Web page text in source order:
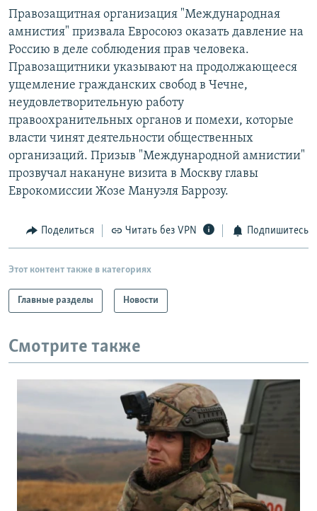
поиску
СЕВЕР.РЕАЛИИ
СИБИРЬ.РЕАЛИИ
РАСПИСАНИЕ ВЕЩАНИЯ
ПОДПИШИТЕСЬ НА РАССЫЛКУ
Все сайты РСЕ/РС
Правозащитная организация "Международная
амнистия" призвала Евросоюз оказать давление на
Россию в деле соблюдения прав человека.
Правозащитники указывают на продолжающееся
ущемление гражданских свобод в Чечне,
неудовлетворительную работу
правоохранительных органов и помехи, которые
власти чинят деятельности общественных
организаций. Призыв "Международной амнистии"
прозвучал накануне визита в Москву главы
Еврокомиссии Жозе Мануэля Баррозу.
Поделиться Читать без VPN Подпишитесь
Этот контент также в категориях
Главные разделы Новости
Смотрите также